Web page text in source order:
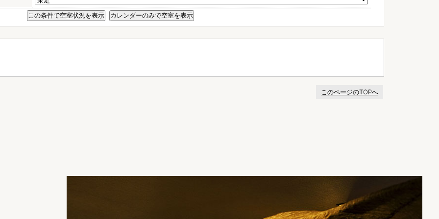
このページのTOPへ